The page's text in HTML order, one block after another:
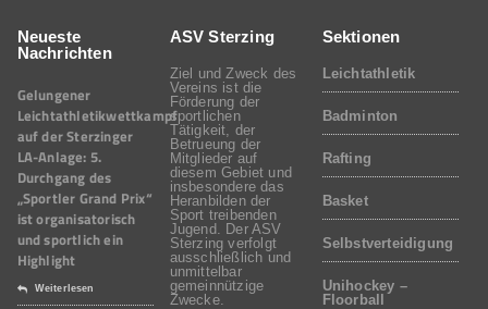
Neueste
Nachrichten
Gelungener
Leichtathletikwettkampf
auf der Sterzinger
LA-Anlage: 5.
Durchgang des
„Sportler Grand Prix“
ist organisatorisch
und sportlich ein
Highlight
Weiterlesen
ASV Sterzing
Ziel und Zweck des
Vereins ist die
Förderung der
sportlichen
Tätigkeit, der
Betrueung der
Mitglieder auf
diesem Gebiet und
insbesondere das
Heranbilden der
Sport treibenden
Jugend. Der ASV
Sterzing verfolgt
ausschließlich und
unmittelbar
gemeinnützige
Zwecke.
Sektionen
Leichtathletik
Badminton
Rafting
Basket
Selbstverteidigung
Unihockey –
Floorball